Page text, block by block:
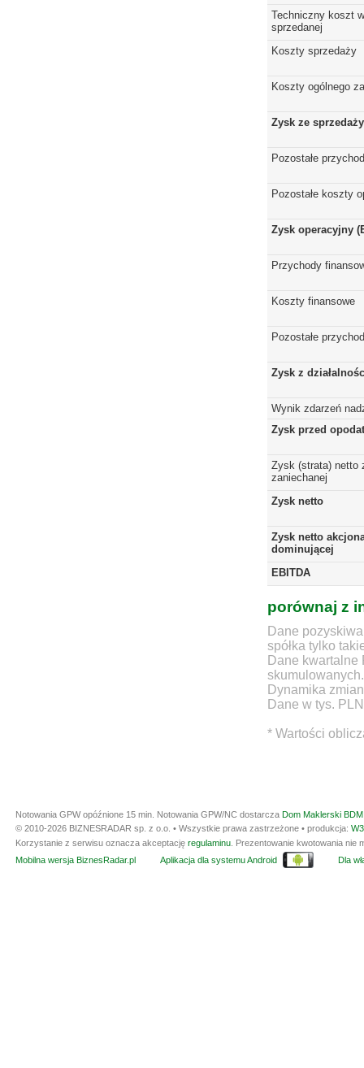
Techniczny koszt
sprzedanej
Koszty sprzedaży
Koszty ogólnego
Zysk ze sprzedaży
Pozostałe
Pozostałe koszty
Zysk operacyjny
Przychody
Koszty finansowe
Pozostałe
Zysk z
Wynik zdarzeń
Zysk przed
Zysk (strata) netto
zaniechanej
Zysk netto
Zysk netto
dominującej
EBITDA
porównaj z
Dane
spółka tylko
Dane
skumulowanych.
Dynamika
Dane w tys. PLN
* Wartości
Notowania GPW opóźnione 15 min. Notowania GPW/NC dostarcza Dom Maklerski
© 2010-2026 BIZNESRADAR sp. z o.o. • Wszystkie prawa zastrzeżone • produkcja:
Korzystanie z serwisu oznacza akceptację regulaminu . Prezentowanie kwotowania
Mobilna wersja BiznesRadar.pl
Aplikacja dla systemu Android Dla